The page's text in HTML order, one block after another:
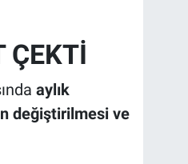
ÇEKTİ
aylık
değiştirilmesi ve